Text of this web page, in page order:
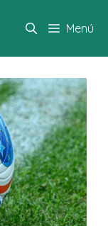
Menú